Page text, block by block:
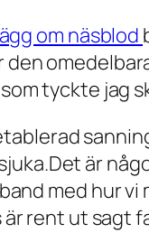
om näsblod
tyckte jag
är
med hur vi
är rent ut sagt